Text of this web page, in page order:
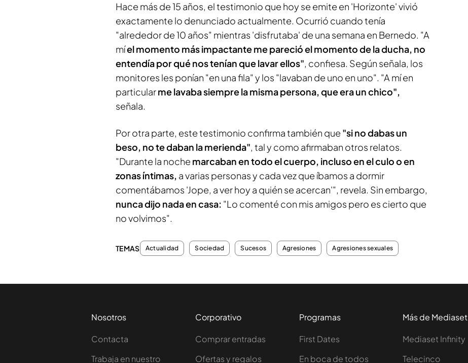
Hace más de 15 años, el testimonio que hoy se emite en 'Horizonte' vivió
exactamente lo denunciado actualmente. Ocurrió cuando tenía
"alrededor de 10 años" mientras 'disfrutaba' de una semana en Bernedo. "A
míel momento más impactante me pareció el momento de la ducha, no
entendía por qué nos tenían que lavar ellos", confiesa. Según señala, los
monitores les ponían "en una fila" y los "lavaban de uno en uno". "A mí en
particularme lavaba siempre la misma persona, que era un chico",
señala.
Por otra parte, este testimonio confirma también que "si no dabas un
beso, no te daban la merienda", tal y como afirmaban otros relatos.
"Durante la noche marcaban en todo el cuerpo, incluso en el culo o en
zonas íntimas, a varias personas y cada vez que íbamos a dormir
comentábamos 'Jope, a ver hoy a quién se acercan'", revela. Sin embargo,
nunca dijo nada en casa: "Lo comenté con mis amigos pero es cierto que
no volvimos".
TEMAS Actualidad Sociedad Sucesos Agresiones Agresiones sexuales
Nosotros
Contacta
Trabaja en nuestro
Corporativo
Comprar entradas
Ofertas y regalos
Programas
First Dates
En boca de todos
Más de Mediaset
Mediaset Infinity
Telecinco